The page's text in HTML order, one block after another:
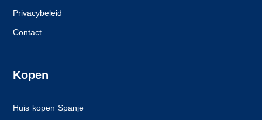
Privacybeleid
Contact
Kopen
Huis kopen Spanje